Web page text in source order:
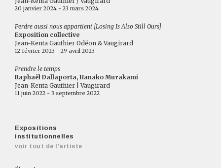
20 janvier 2024 - 23 mars 2024
Perdre aussi nous appartient [Losing Is Also Still Ours]
Exposition collective
Jean-Kenta Gauthier Odéon & Vaugirard
12 février 2023 - 29 avril 2023
Prendre le temps
Raphaël Dallaporta, Hanako Murakami
Jean-Kenta Gauthier | Vaugirard
11 juin 2022 - 3 septembre 2022
Expositions
institutionnelles
voir tout de l'artiste